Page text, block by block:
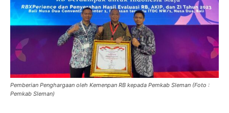
Pemberian Penghargaan oleh Kemenpan RB kepada Pemkab Sleman (Foto :
Pemkab Sleman)